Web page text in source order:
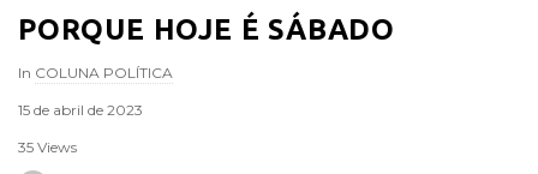
q
u
PORQUE HOJE É SÁBADO
In COLUNA POLÍTICA
15 de abril de 2023
35 Views